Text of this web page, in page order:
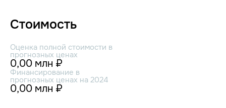
Стоимость
Оценка полной стоимости в
прогнозных ценах
0,00 млн ₽
Финансирование в
прогнозных ценах на 2024
0,00 млн ₽